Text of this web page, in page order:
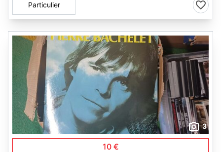
Particulier
3
10 €